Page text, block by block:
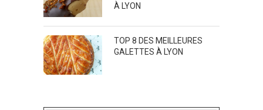
À LYON
TOP 8 DES MEILLEURES
GALETTES À LYON